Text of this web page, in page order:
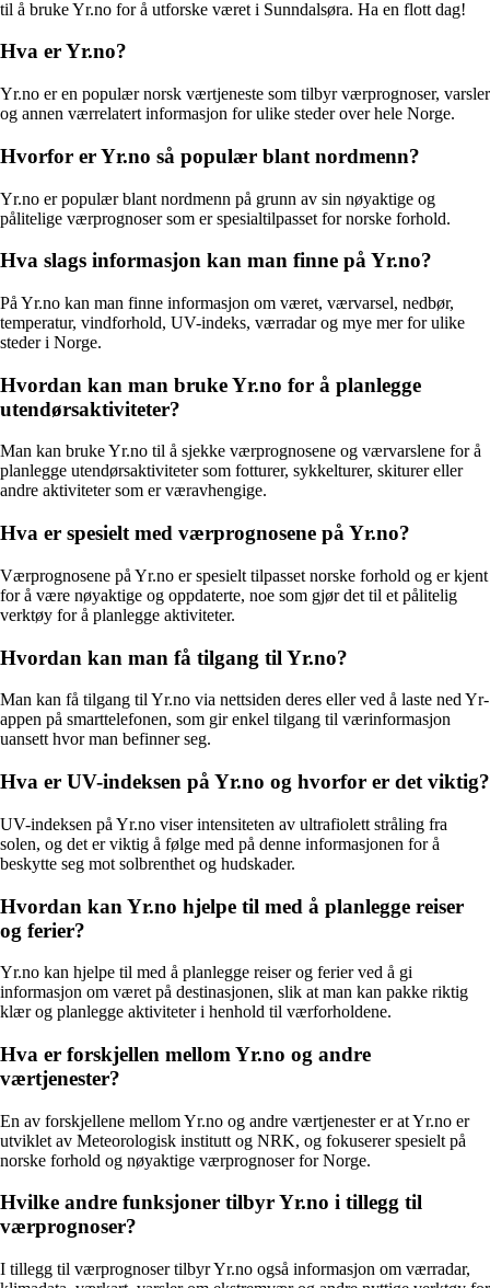
til å bruke Yr.no for å utforske været i Sunndalsøra. Ha en flott dag!
Hva er Yr.no?
Yr.no er en populær norsk værtjeneste som tilbyr værprognoser, varsler
og annen værrelatert informasjon for ulike steder over hele Norge.
Hvorfor er Yr.no så populær blant nordmenn?
Yr.no er populær blant nordmenn på grunn av sin nøyaktige og
pålitelige værprognoser som er spesialtilpasset for norske forhold.
Hva slags informasjon kan man finne på Yr.no?
På Yr.no kan man finne informasjon om været, værvarsel, nedbør,
temperatur, vindforhold, UV-indeks, værradar og mye mer for ulike
steder i Norge.
Hvordan kan man bruke Yr.no for å planlegge
utendørsaktiviteter?
Man kan bruke Yr.no til å sjekke værprognosene og værvarslene for å
planlegge utendørsaktiviteter som fotturer, sykkelturer, skiturer eller
andre aktiviteter som er væravhengige.
Hva er spesielt med værprognosene på Yr.no?
Værprognosene på Yr.no er spesielt tilpasset norske forhold og er kjent
for å være nøyaktige og oppdaterte, noe som gjør det til et pålitelig
verktøy for å planlegge aktiviteter.
Hvordan kan man få tilgang til Yr.no?
Man kan få tilgang til Yr.no via nettsiden deres eller ved å laste ned Yr-
appen på smarttelefonen, som gir enkel tilgang til værinformasjon
uansett hvor man befinner seg.
Hva er UV-indeksen på Yr.no og hvorfor er det viktig?
UV-indeksen på Yr.no viser intensiteten av ultrafiolett stråling fra
solen, og det er viktig å følge med på denne informasjonen for å
beskytte seg mot solbrenthet og hudskader.
Hvordan kan Yr.no hjelpe til med å planlegge reiser
og ferier?
Yr.no kan hjelpe til med å planlegge reiser og ferier ved å gi
informasjon om været på destinasjonen, slik at man kan pakke riktig
klær og planlegge aktiviteter i henhold til værforholdene.
Hva er forskjellen mellom Yr.no og andre
værtjenester?
En av forskjellene mellom Yr.no og andre værtjenester er at Yr.no er
utviklet av Meteorologisk institutt og NRK, og fokuserer spesielt på
norske forhold og nøyaktige værprognoser for Norge.
Hvilke andre funksjoner tilbyr Yr.no i tillegg til
værprognoser?
I tillegg til værprognoser tilbyr Yr.no også informasjon om værradar,